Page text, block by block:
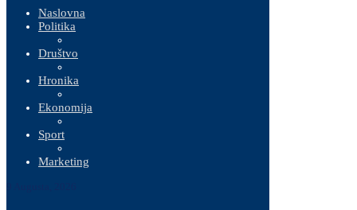
Naslovna
Politika
Društvo
Hronika
Ekonomija
Sport
Marketing